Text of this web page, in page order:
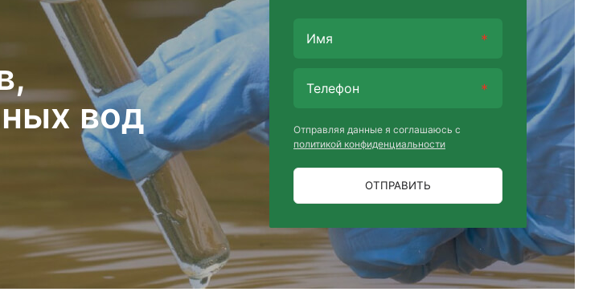
вод
Отправляя данные я соглашаюсь с
политикой конфиденциальности
ОТПРАВИТЬ